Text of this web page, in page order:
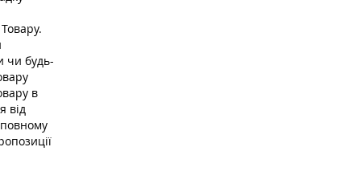
чи будь-
в
від